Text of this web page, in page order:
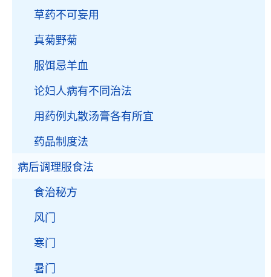
草药不可妄用
真菊野菊
服饵忌羊血
论妇人病有不同治法
用药例丸散汤膏各有所宜
药品制度法
病后调理服食法
食治秘方
风门
寒门
暑门